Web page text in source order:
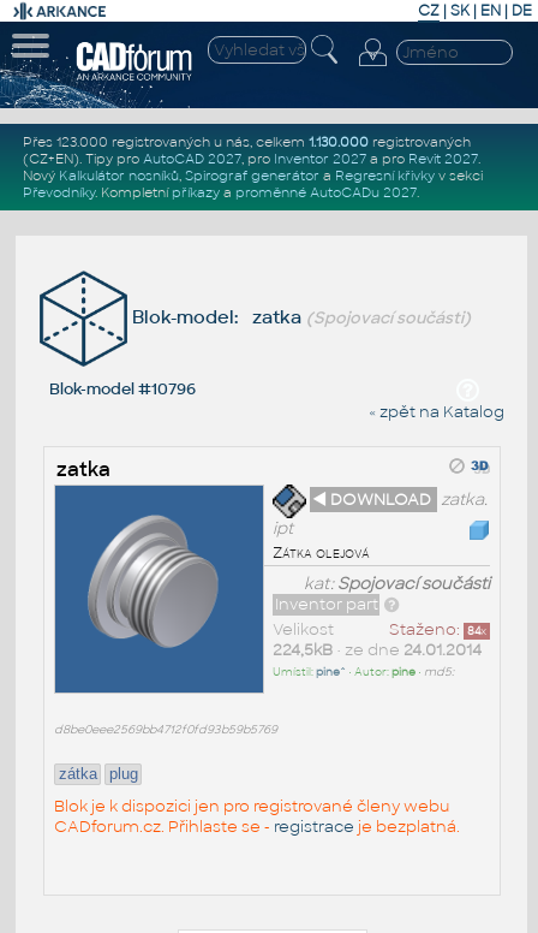
CZ | SK| EN | DE
Přes 123.000 registrovaných u nás, celkem 1.130.000registrovaných
(CZ+EN). Tipy pro AutoCAD 2027, pro Inventor 2027a pro Revit 2027.
Nový Kalkulátor nosníků, Spirograf generátor a Regresní křivkyv sekci
Převodníky. Kompletní příkazya proměnné AutoCADu 2027.
Blok-model: zatka (Spojovací součásti)
Blok-model #10796
« zpět na Katalog
zatka
◄ DOWNLOAD zatka.
ipt
Zátka olejová
kat:Spojovací součásti
Inventor part
Staženo: 84x
Velikost
224,5kB• ze dne 24.01.2014
Umístil:pine^ • Autor:pine• md5:
d8be0eee2569bb4712f0fd93b59b5769
zátka plug
Blok je k dispozici jen pro registrované členy webu
CADforum.cz. Přihlaste se - registrace je bezplatná.